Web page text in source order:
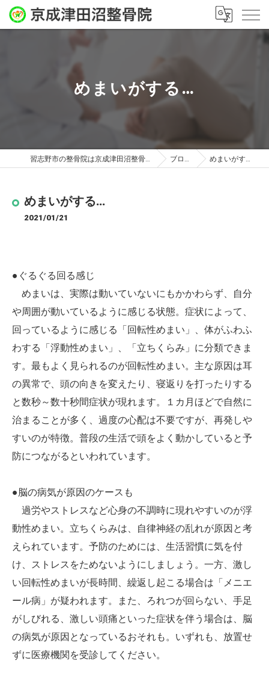
めまいがする…
習志野市の整骨院は京成津田沼整骨院 ブログ めまいがする…
めまいがする…
2021/01/21
●ぐるぐる回る感じ
めまいは、実際は動いていないにもかかわらず、自分
や周囲が動いているように感じる状態。症状によって、
回っているように感じる「回転性めまい」、体がふわふ
わする「浮動性めまい」、「立ちくらみ」に分類できま
す。最もよく見られるのが回転性めまい。主な原因は耳
の異常で、頭の向きを変えたり、寝返りを打ったりする
と数秒～数十秒間症状が現れます。１カ月ほどで自然に
治まることが多く、過度の心配は不要ですが、再発しや
すいのが特徴。普段の生活で頭をよく動かしていると予
防につながるといわれています。
●脳の病気が原因のケースも
過労やストレスなど心身の不調時に現れやすいのが浮
動性めまい。立ちくらみは、自律神経の乱れが原因と考
えられています。予防のためには、生活習慣に気を付
け、ストレスをためないようにしましょう。一方、激し
い回転性めまいが長時間、繰返し起こる場合は「メニエ
ール病」が疑われます。また、ろれつが回らない、手足
がしびれる、激しい頭痛といった症状を伴う場合は、脳
の病気が原因となっているおそれも。いずれも、放置せ
ずに医療機関を受診してください。